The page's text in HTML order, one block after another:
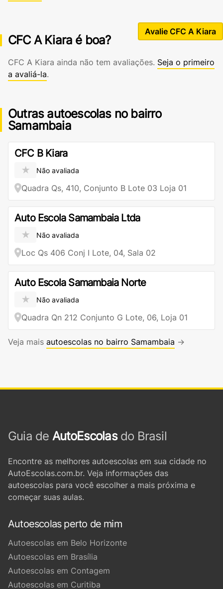
CFC A Kiara é boa?
Avalie CFC A Kiara
CFC A Kiara ainda não tem avaliações. Seja o primeiro
a avaliá-la.
Outras autoescolas no bairro
Samambaia
CFC B Kiara
★ Não avaliada
Quadra Qs, 410, Conjunto B Lote 03 Loja 01
Auto Escola Samambaia Ltda
★ Não avaliada
Loc Qs 406 Conj I Lote, 04, Sala 02
Auto Escola Samambaia Norte
★ Não avaliada
Quadra Qn 212 Conjunto G Lote, 06, Loja 01
Veja mais autoescolas no bairro Samambaia →
Guia de AutoEscolasdo Brasil
Encontre as melhores autoescolas em sua cidade no
AutoEscolas.com.br. Veja informações das
autoescolas para você escolher a mais próxima e
começar suas aulas.
Autoescolas perto de mim
Autoescolas em Belo Horizonte
Autoescolas em Brasília
Autoescolas em Contagem
Autoescolas em Curitiba